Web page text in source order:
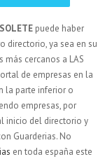
puede haber
directorio, ya sea en su
cercanos a LAS
de empresas en la
la parte inferior o
empresas, por
inicio del directorio y
Guarderias. No
en toda españa este